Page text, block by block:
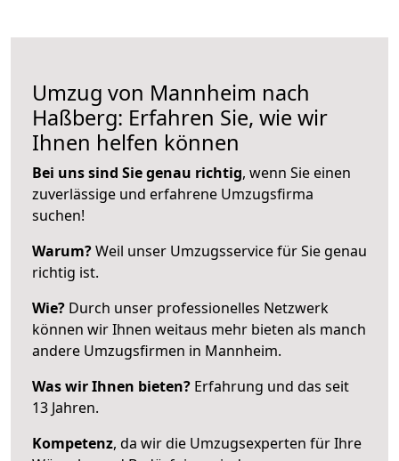
Umzug von Mannheim nach
Haßberg: Erfahren Sie, wie wir
Ihnen helfen können
Bei uns sind Sie genau richtig, wenn Sie einen
zuverlässige und erfahrene Umzugsfirma
suchen!
Warum?Weil unser Umzugsservice für Sie genau
richtig ist.
Wie? Durch unser professionelles Netzwerk
können wir Ihnen weitaus mehr bieten als manch
andere Umzugsfirmen in Mannheim.
Was wir Ihnen bieten? Erfahrung und das seit
13 Jahren.
Kompetenz, da wir die Umzugsexperten für Ihre